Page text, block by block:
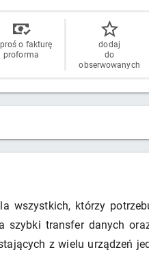
o fakturę
proforma
dodaj
do
obserwowanych
którzy
transfer danych
z wielu urządzeń